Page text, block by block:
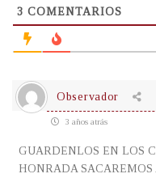
3 COMENTARIOS
Observador
3 años atrás
GUARDENLOS EN LOS
HONRADA